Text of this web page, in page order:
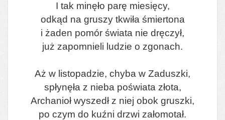
I tak minęło parę miesięcy,
odkąd na gruszy tkwiła śmiertona
i żaden pomór świata nie dręczył,
już zapomnieli ludzie o zgonach.
Aż w listopadzie, chyba w Zaduszki,
spłynęła z nieba poświata złota,
Archanioł wyszedł z niej obok gruszki,
po czym do kuźni drzwi załomotał.